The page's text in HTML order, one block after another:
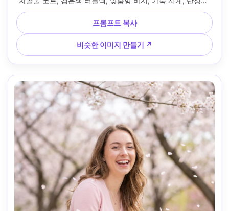
짧은 머리, 젖은 포장도로와 반짝이는 나뭇잎, 가벼운 빗줄기,
흐린 소프트박스 같은 조명, 캐논 EOS R5, 50mm f/1.8, 부드
러운 배경 흐림, 약간 위에서 3/4 프레임, 무디한 편집 톤, 사실
적인 피부와 수염 디테일, 자연스러운 반사, 고해상도, 선명한
얼굴 초점, 시원한 영화 색상 등급 --ar 4:5
프롬프트 복사
비슷한 이미지 만들기 ↗